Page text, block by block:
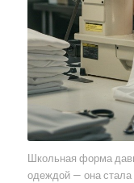
Школьная форма
одеждой — она